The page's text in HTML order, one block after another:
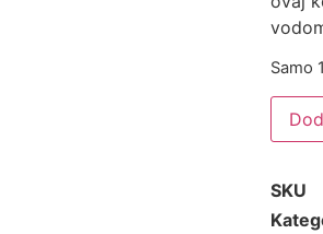
Samo
SKU